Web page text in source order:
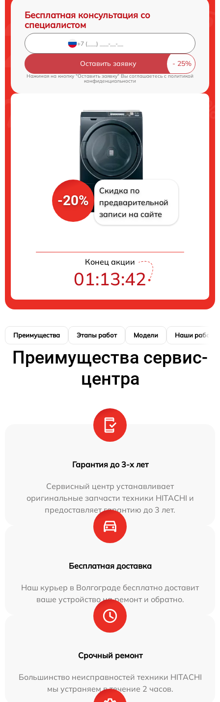
Бесплатная консультация со
специалистом
Оставить заявку
Нажимая на кнопку "Оставить заявку" Вы соглашаетесь cполитикой
конфиденциальности
-20%
Скидка по
предварительной
записи на сайте
Конец акции
01:13:41
Преимущества Этапы работ Модели Наши работы
Преимущества сервис-
центра
Гарантия до 3-х лет
Сервисный центр устанавливает
оригинальные запчасти техники HITACHI и
предоставляет гарантию до 3 лет.
Бесплатная доставка
Наш курьер в Волгограде бесплатно доставит
ваше устройство на ремонт и обратно.
Срочный ремонт
Большинство неисправностей техники HITACHI
мы устраняем в течение 2 часов.